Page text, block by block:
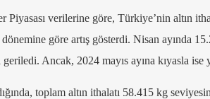
verilerine göre, Türkiye’nin altın
göre artış gösterdi. Nisan ayında
Ancak, 2024 mayıs ayına kıyasla
toplam altın ithalatı 58.415 kg